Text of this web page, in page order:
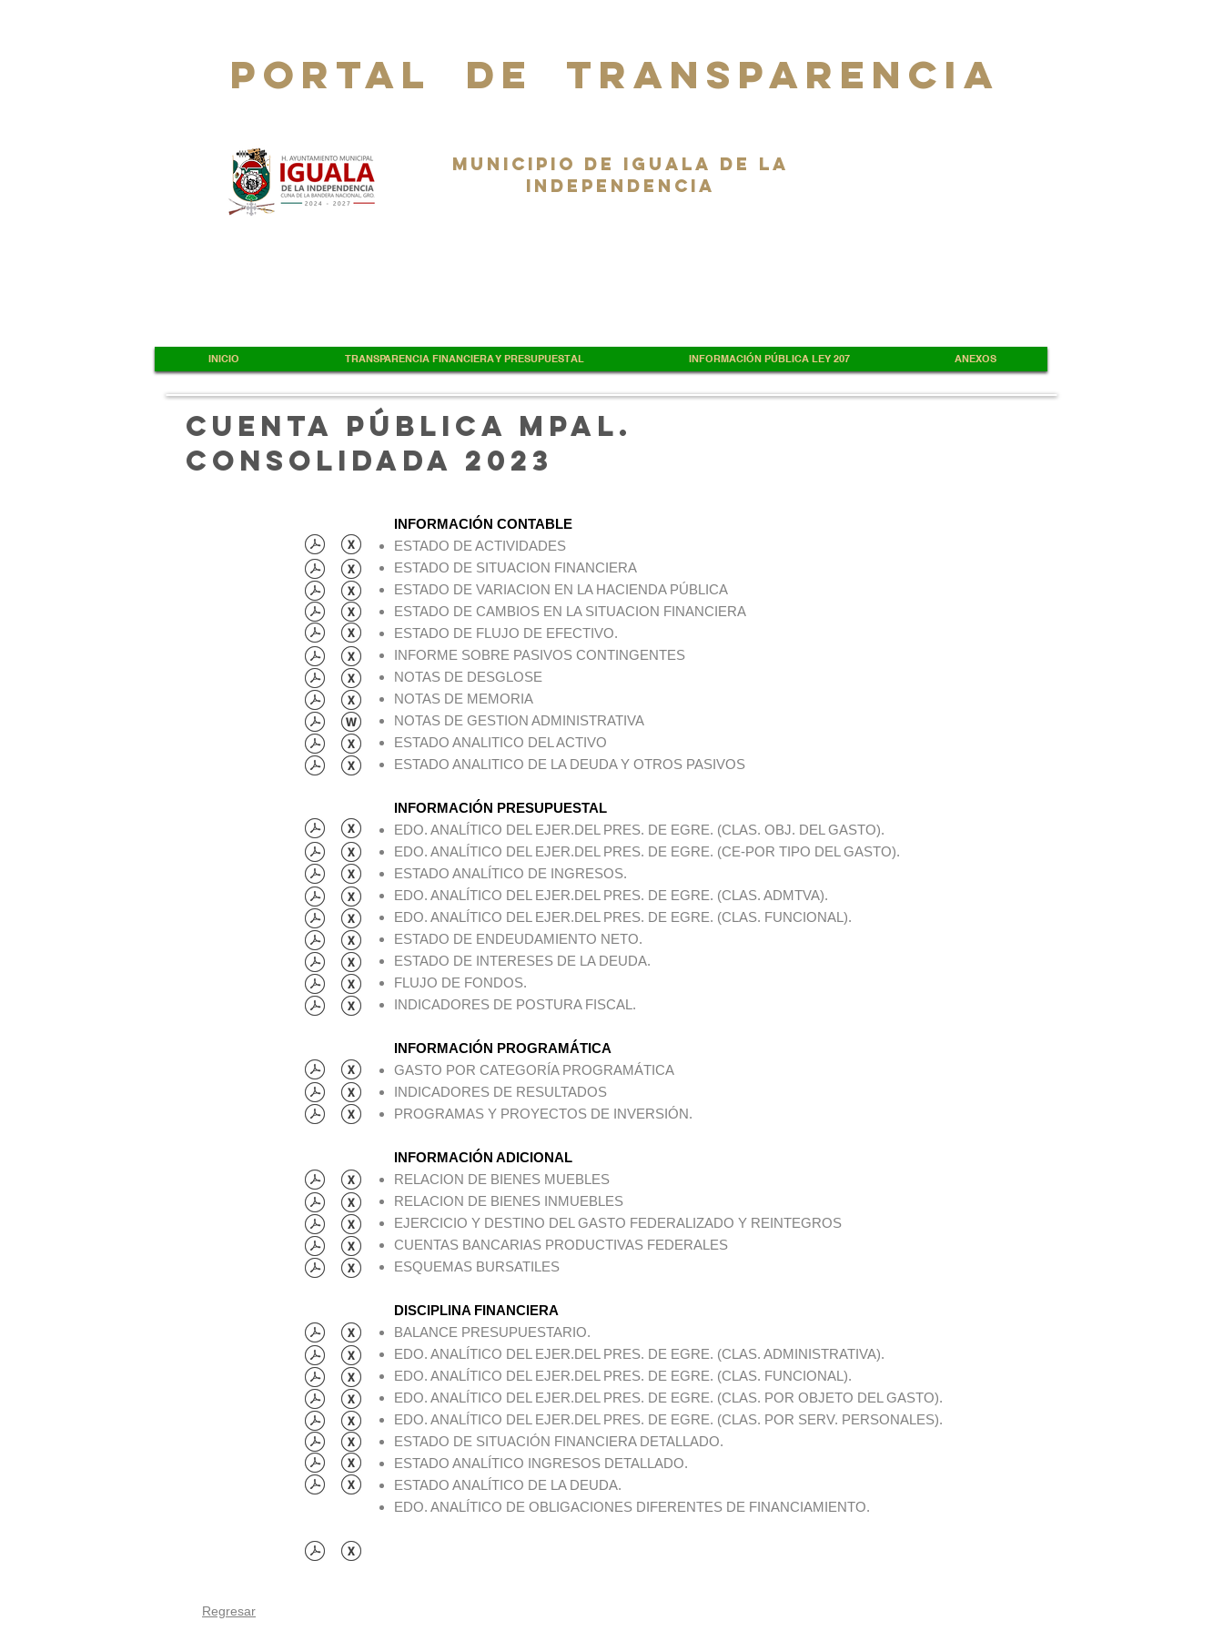
PORTAL DE TRANSPARENCIA
Municipio de Iguala de la
Independencia
INICIO TRANSPARENCIA FINANCIERA Y PRESUPUESTAL INFORMACIÓN PÚBLICA LEY 207 ANEXOS
Cuenta Pública Mpal.
Consolidada 2023
INFORMACIÓN CONTABLE
ESTADO DE ACTIVIDADES
ESTADO DE SITUACION FINANCIERA
ESTADO DE VARIACION EN LA HACIENDA PÚBLICA
ESTADO DE CAMBIOS EN LA SITUACION FINANCIERA
ESTADO DE FLUJO DE EFECTIVO.
INFORME SOBRE PASIVOS CONTINGENTES
NOTAS DE DESGLOSE
NOTAS DE MEMORIA
NOTAS DE GESTION ADMINISTRATIVA
ESTADO ANALITICO DEL ACTIVO
ESTADO ANALITICO DE LA DEUDA Y OTROS PASIVOS
INFORMACIÓN PRESUPUESTAL
EDO. ANALÍTICO DEL EJER.DEL PRES. DE EGRE. (CLAS. OBJ. DEL GASTO).
EDO. ANALÍTICO DEL EJER.DEL PRES. DE EGRE. (CE-POR TIPO DEL GASTO).
ESTADO ANALÍTICO DE INGRESOS.
EDO. ANALÍTICO DEL EJER.DEL PRES. DE EGRE. (CLAS. ADMTVA).
EDO. ANALÍTICO DEL EJER.DEL PRES. DE EGRE. (CLAS. FUNCIONAL).
ESTADO DE ENDEUDAMIENTO NETO.
ESTADO DE INTERESES DE LA DEUDA.
FLUJO DE FONDOS.
INDICADORES DE POSTURA FISCAL.
INFORMACIÓN PROGRAMÁTICA
GASTO POR CATEGORÍA PROGRAMÁTICA
INDICADORES DE RESULTADOS
PROGRAMAS Y PROYECTOS DE INVERSIÓN.
INFORMACIÓN ADICIONAL
RELACION DE BIENES MUEBLES
RELACION DE BIENES INMUEBLES
EJERCICIO Y DESTINO DEL GASTO FEDERALIZADO Y REINTEGROS
CUENTAS BANCARIAS PRODUCTIVAS FEDERALES
ESQUEMAS BURSATILES
DISCIPLINA FINANCIERA
BALANCE PRESUPUESTARIO.
EDO. ANALÍTICO DEL EJER.DEL PRES. DE EGRE. (CLAS. ADMINISTRATIVA).
EDO. ANALÍTICO DEL EJER.DEL PRES. DE EGRE. (CLAS. FUNCIONAL).
EDO. ANALÍTICO DEL EJER.DEL PRES. DE EGRE. (CLAS. POR OBJETO DEL GASTO).
EDO. ANALÍTICO DEL EJER.DEL PRES. DE EGRE. (CLAS. POR SERV. PERSONALES).
ESTADO DE SITUACIÓN FINANCIERA DETALLADO.
ESTADO ANALÍTICO INGRESOS DETALLADO.
ESTADO ANALÍTICO DE LA DEUDA.
EDO. ANALÍTICO DE OBLIGACIONES DIFERENTES DE FINANCIAMIENTO.
Regresar